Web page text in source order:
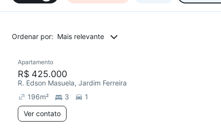
Ordenar por: Mais relevante
Redecorar
Apartamento
R$ 425.000
R. Edson Masuela, Jardim Ferreira
196m² 3
1
Ver contato